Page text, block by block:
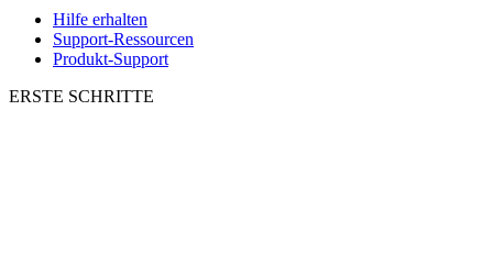
Hilfe erhalten
Support-Ressourcen
Produkt-Support
ERSTE SCHRITTE